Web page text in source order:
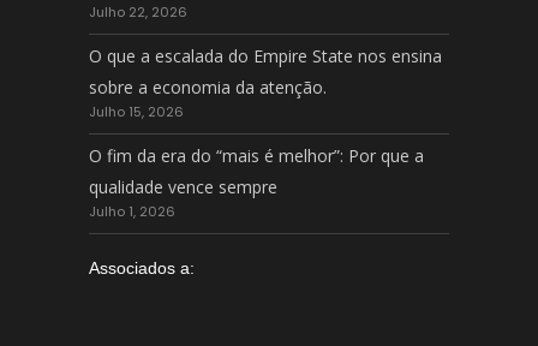
Julho 22, 2026
O que a escalada do Empire State nos ensina
sobre a economia da atenção.
Julho 15, 2026
O fim da era do “mais é melhor”: Por que a
qualidade vence sempre
Julho 1, 2026
Associados a: